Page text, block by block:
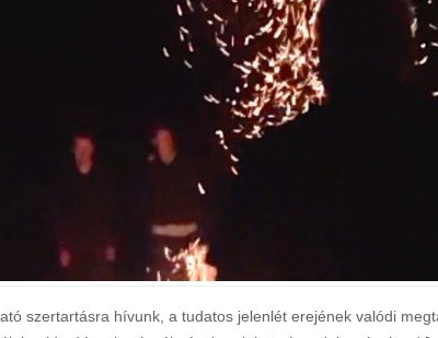
szertartásra hívunk, a tudatos jelenlét erejének valódi